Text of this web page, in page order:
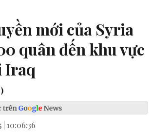
mới của Syria
quân đến khu vực
Iraq
10:06:36